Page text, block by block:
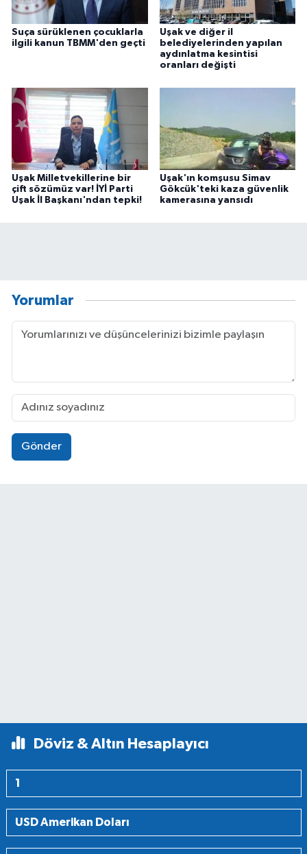
Suça sürüklenen çocuklarla
ilgili kanun TBMM'den geçti
Uşak ve diğer il
belediyelerinden yapılan
aydınlatma kesintisi
oranları değişti
Uşak Milletvekillerine bir
çift sözümüz var! İYİ Parti
Uşak İl Başkanı'ndan tepki!
Uşak'ın komşusu Simav
Gökcük'teki kaza güvenlik
kamerasına yansıdı
Yorumlar
Gönder
Döviz & Altın Hesaplayıcı